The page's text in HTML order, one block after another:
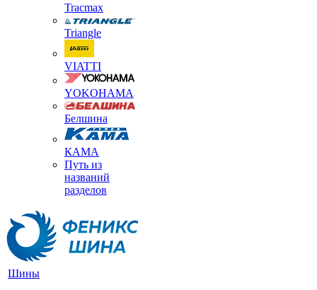
Tracmax
Triangle
VIATTI
YOKOHAMA
Белшина
КАМА
Путь из
названий
разделов
Шины